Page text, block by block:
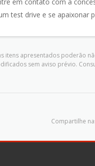
test drive e se apaixonar
itens apresentados poderão
sem aviso prévio.
Compartilhe